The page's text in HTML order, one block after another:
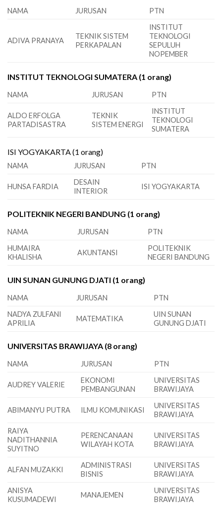
NAMA JURUSAN PTN
ADIVA PRANAYA
TEKNIK SISTEM
PERKAPALAN
INSTITUT
TEKNOLOGI
SEPULUH
NOPEMBER
INSTITUT TEKNOLOGI SUMATERA (1 orang)
NAMA JURUSAN PTN
ALDO ERFOLGA
PARTADISASTRA
TEKNIK
SISTEM ENERGI
INSTITUT
TEKNOLOGI
SUMATERA
ISI YOGYAKARTA (1 orang)
NAMA JURUSAN PTN
HUNSA FARDIA
DESAIN
INTERIOR
ISI YOGYAKARTA
POLITEKNIK NEGERI BANDUNG (1 orang)
NAMA JURUSAN
PTN
HUMAIRA
KHALISHA
AKUNTANSI
POLITEKNIK
NEGERI BANDUNG
UIN SUNAN GUNUNG DJATI (1 orang)
NAMA JURUSAN
PTN
NADYA ZULFANI
APRILIA
MATEMATIKA
UIN SUNAN
GUNUNG DJATI
UNIVERSITAS BRAWIJAYA (8 orang)
NAMA JURUSAN PTN
AUDREY VALERIE
EKONOMI
PEMBANGUNAN
UNIVERSITAS
BRAWIJAYA
ABIMANYU PUTRA ILMU KOMUNIKASI
UNIVERSITAS
BRAWIJAYA
RAIYA
NADITHANNIA
SUYITNO
PERENCANAAN
WILAYAH KOTA
UNIVERSITAS
BRAWIJAYA
ALFAN MUZAKKI
ADMINISTRASI
BISNIS
UNIVERSITAS
BRAWIJAYA
ANISYA
KUSUMADEWI
MANAJEMEN
UNIVERSITAS
BRAWIJAYA